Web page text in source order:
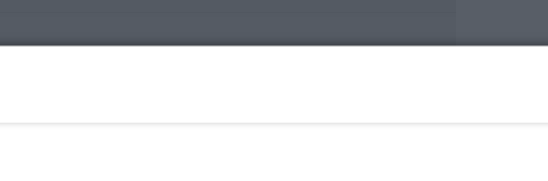
chrupkość